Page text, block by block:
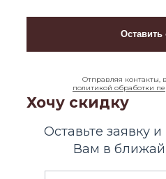
Отправляя контакты,
политикой обработки
Хочу скидку
Оставьте заявку
Вам в